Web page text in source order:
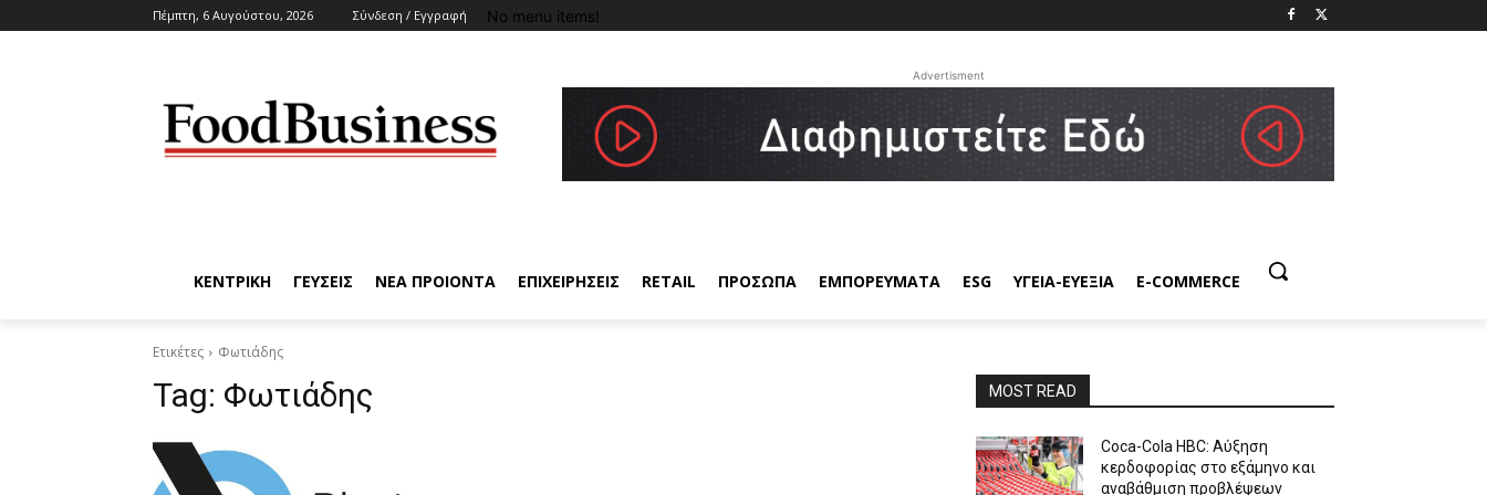
Πέμπτη, 6 Αυγούστου, 2026 Σύνδεση / Εγγραφή No menu items!
Advertisment
ΚΕΝΤΡΙΚΗ ΓΕΥΣΕΙΣ ΝΕΑ ΠΡΟΙΟΝΤΑ ΕΠΙΧΕΙΡΗΣΕΙΣ RETAIL ΠΡΟΣΩΠΑ ΕΜΠΟΡΕΥΜΑΤΑ ESG ΥΓΕΙΑ-ΕΥΕΞΙΑ E-COMMERCE
Ετικέτες Φωτιάδης
Tag: Φωτιάδης MOST READ
Coca-Cola HBC: Αύξηση
κερδοφορίας στο εξάμηνο και
αναβάθμιση προβλέψεων